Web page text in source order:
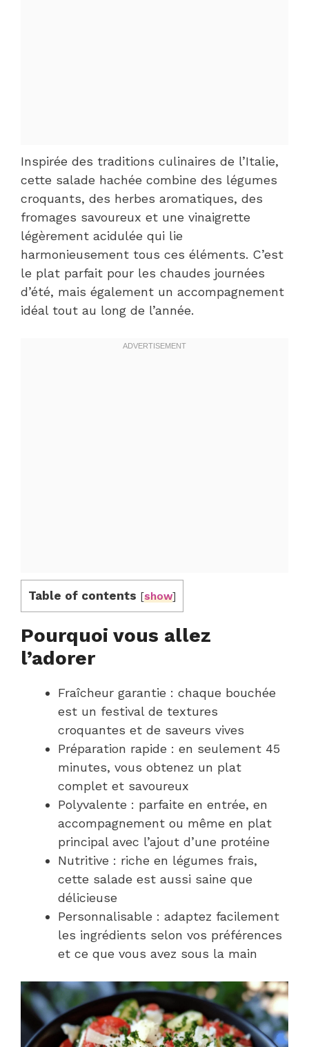
Inspirée des traditions culinaires de l’Italie,
cette salade hachée combine des légumes
croquants, des herbes aromatiques, des
fromages savoureux et une vinaigrette
légèrement acidulée qui lie
harmonieusement tous ces éléments. C’est
le plat parfait pour les chaudes journées
d’été, mais également un accompagnement
idéal tout au long de l’année.
Table of contents [show]
Pourquoi vous allez
l’adorer
Fraîcheur garantie : chaque bouchée
est un festival de textures
croquantes et de saveurs vives
Préparation rapide : en seulement 45
minutes, vous obtenez un plat
complet et savoureux
Polyvalente : parfaite en entrée, en
accompagnement ou même en plat
principal avec l’ajout d’une protéine
Nutritive : riche en légumes frais,
cette salade est aussi saine que
délicieuse
Personnalisable : adaptez facilement
les ingrédients selon vos préférences
et ce que vous avez sous la main